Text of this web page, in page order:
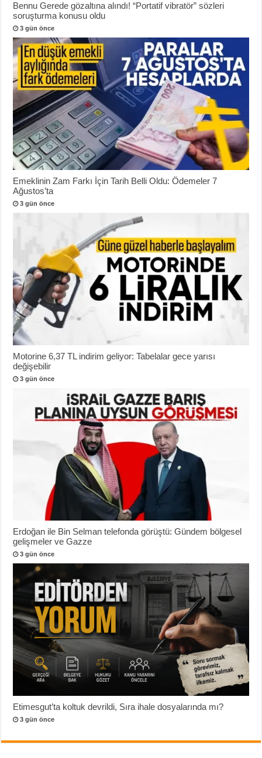
Bennu Gerede gözaltına alındı! “Portatif vibratör” sözleri
soruşturma konusu oldu
3 gün önce
Emeklinin Zam Farkı İçin Tarih Belli Oldu: Ödemeler 7
Ağustos’ta
3 gün önce
Motorine 6,37 TL indirim geliyor: Tabelalar gece yarısı
değişebilir
3 gün önce
Erdoğan ile Bin Selman telefonda görüştü: Gündem bölgesel
gelişmeler ve Gazze
3 gün önce
Etimesgut’ta koltuk devrildi, Sıra ihale dosyalarında mı?
3 gün önce